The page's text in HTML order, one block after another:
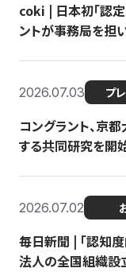
coki | 日本初「認定
ントが事務局を担
2026.07.03 プ
コングラント、京
する共同研究を開
2026.07.02
毎日新聞 | 「認知
法人の全国組織設